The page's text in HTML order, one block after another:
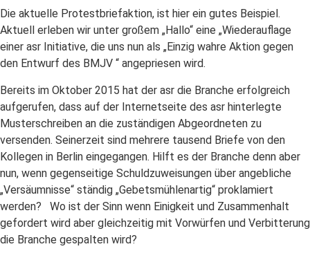
Die aktuelle Protestbriefaktion, ist hier ein gutes Beispiel.
Aktuell erleben wir unter großem „Hallo“ eine „Wiederauflage
einer asr Initiative, die uns nun als „Einzig wahre Aktion gegen
den Entwurf des BMJV “ angepriesen wird.
Bereits im Oktober 2015 hat der asr die Branche erfolgreich
aufgerufen, dass auf der Internetseite des asr hinterlegte
Musterschreiben an die zuständigen Abgeordneten zu
versenden. Seinerzeit sind mehrere tausend Briefe von den
Kollegen in Berlin eingegangen. Hilft es der Branche denn aber
nun, wenn gegenseitige Schuldzuweisungen über angebliche
„Versäumnisse“ ständig „Gebetsmühlenartig“ proklamiert
werden? Wo ist der Sinn wenn Einigkeit und Zusammenhalt
gefordert wird aber gleichzeitig mit Vorwürfen und Verbitterung
die Branche gespalten wird?